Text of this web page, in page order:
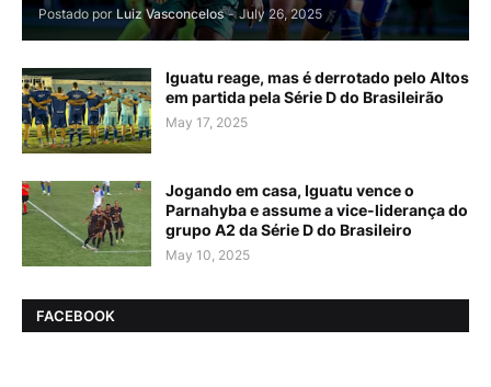
Postado por Luiz Vasconcelos - July 26, 2025
Iguatu reage, mas é derrotado pelo Altos
em partida pela Série D do Brasileirão
May 17, 2025
Jogando em casa, Iguatu vence o
Parnahyba e assume a vice-liderança do
grupo A2 da Série D do Brasileiro
May 10, 2025
FACEBOOK